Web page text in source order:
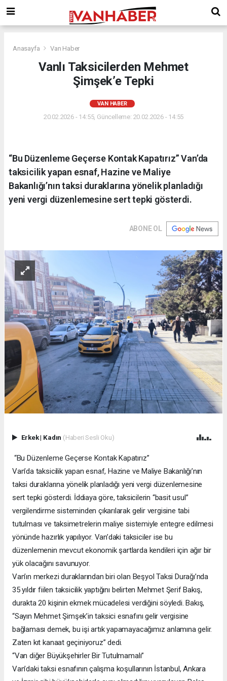
Anasayfa Van Haber
Vanlı Taksicilerden Mehmet
Şimşek’e Tepki
VAN HABER
20.02.2026 - 14:55, Güncelleme: 20.02.2026 - 14:55
“Bu Düzenleme Geçerse Kontak Kapatırız” Van’da
taksicilik yapan esnaf, Hazine ve Maliye
Bakanlığı’nın taksi duraklarına yönelik planladığı
yeni vergi düzenlemesine sert tepki gösterdi.
ABONE OL
Erkek| Kadın (Haberi Sesli Oku)
“Bu Düzenleme Geçerse Kontak Kapatırız”
Van’da taksicilik yapan esnaf, Hazine ve Maliye Bakanlığı’nın
taksi duraklarına yönelik planladığı yeni vergi düzenlemesine
sert tepki gösterdi. İddiaya göre, taksicilerin “basit usul”
vergilendirme sisteminden çıkarılarak gelir vergisine tabi
tutulması ve taksimetrelerin maliye sistemiyle entegre edilmesi
yönünde hazırlık yapılıyor. Van’daki taksiciler ise bu
düzenlemenin mevcut ekonomik şartlarda kendileri için ağır bir
yük olacağını savunuyor.
Van’ın merkezi duraklarından biri olan Beşyol Taksi Durağı’nda
35 yıldır fiilen taksicilik yaptığını belirten Mehmet Şerif Bakış,
durakta 20 kişinin ekmek mücadelesi verdiğini söyledi. Bakış,
“Sayın Mehmet Şimşek’in taksici esnafını gelir vergisine
bağlaması demek, bu işi artık yapamayacağımız anlamına gelir.
Zaten kıt kanaat geçiniyoruz” dedi.
“Van diğer Büyükşehirler Bir Tutulmamalı”
Van’daki taksi esnafının çalışma koşullarının İstanbul, Ankara